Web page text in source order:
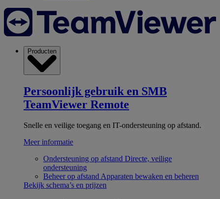
Producten
Persoonlijk gebruik en SMB
TeamViewer Remote
Snelle en veilige toegang en IT-ondersteuning op afstand.
Meer informatie
Ondersteuning op afstand Directe, veilige
ondersteuning
Beheer op afstand Apparaten bewaken en beheren
Bekijk schema’s en prijzen